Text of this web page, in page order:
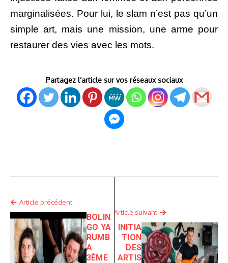
marginalisées. Pour lui, le slam n’est pas qu’un
simple art, mais une mission, une arme pour
restaurer des vies avec les mots.
Partagez l’article sur vos réseaux sociaux
Article précédent
BOLIN
GO YA
RUMB
A
3ÈME
Article suivant
INITIA
TION
DES
ARTIS